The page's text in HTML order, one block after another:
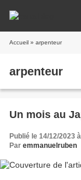
Accueil » arpenteur
arpenteur
Un mois au
Publié le 14/12/2023
Par emmanuelruben